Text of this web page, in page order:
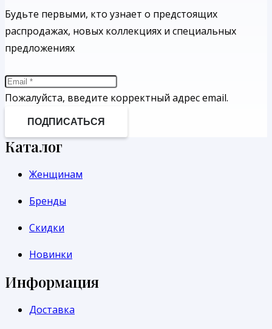
Будьте первыми, кто узнает о предстоящих
распродажах, новых коллекциях и специальных
предложениях
Пожалуйста, введите корректный адрес email.
ПОДПИСАТЬСЯ
Каталог
Женщинам
Бренды
Скидки
Новинки
Информация
Доставка